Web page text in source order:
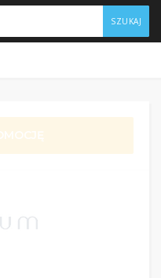
SZUKAJ